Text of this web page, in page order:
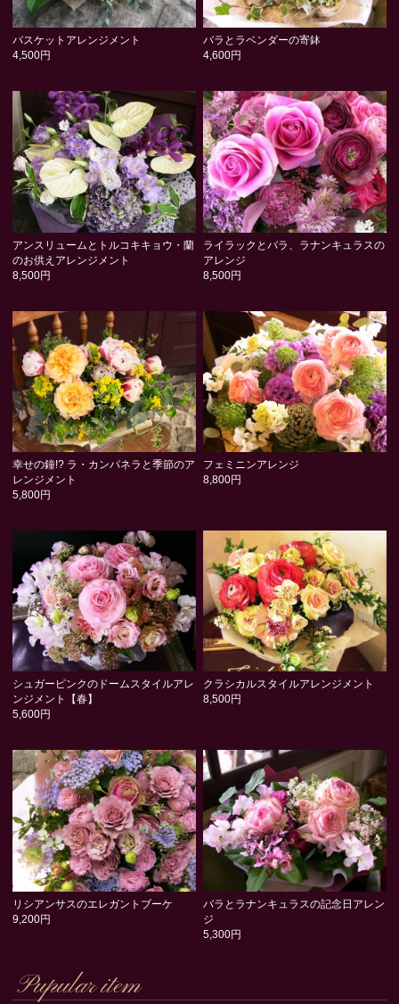
バスケットアレンジメント
4,500円
バラとラベンダーの寄鉢
4,600円
アンスリュームとトルコキキョウ・蘭
のお供えアレンジメント
8,500円
ライラックとバラ、ラナンキュラスの
アレンジ
8,500円
幸せの鐘!? ラ・カンパネラと季節のア
レンジメント
5,800円
フェミニンアレンジ
8,800円
シュガーピンクのドームスタイルアレ
ンジメント【春】
5,600円
クラシカルスタイルアレンジメント
8,500円
リシアンサスのエレガントブーケ
9,200円
バラとラナンキュラスの記念日アレン
ジ
5,300円
Pupular item